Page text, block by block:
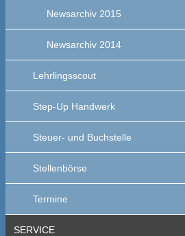
Newsarchiv 2015
Newsarchiv 2014
Lehrlingsscout
Step-Up Handwerk
Steuer- und Buchstelle
Stellenbörse
Termine
SERVICE